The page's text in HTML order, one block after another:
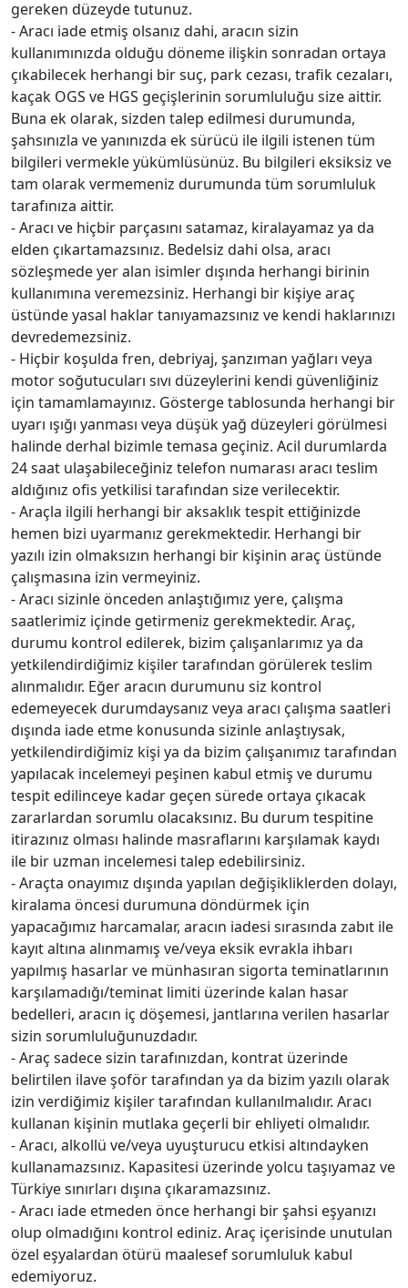
gereken düzeyde tutunuz.
- Aracı iade etmiş olsanız dahi, aracın sizin
kullanımınızda olduğu döneme ilişkin sonradan ortaya
çıkabilecek herhangi bir suç, park cezası, trafik cezaları,
kaçak OGS ve HGS geçişlerinin sorumluluğu size aittir.
Buna ek olarak, sizden talep edilmesi durumunda,
şahsınızla ve yanınızda ek sürücü ile ilgili istenen tüm
bilgileri vermekle yükümlüsünüz. Bu bilgileri eksiksiz ve
tam olarak vermemeniz durumunda tüm sorumluluk
tarafınıza aittir.
- Aracı ve hiçbir parçasını satamaz, kiralayamaz ya da
elden çıkartamazsınız. Bedelsiz dahi olsa, aracı
sözleşmede yer alan isimler dışında herhangi birinin
kullanımına veremezsiniz. Herhangi bir kişiye araç
üstünde yasal haklar tanıyamazsınız ve kendi haklarınızı
devredemezsiniz.
- Hiçbir koşulda fren, debriyaj, şanzıman yağları veya
motor soğutucuları sıvı düzeylerini kendi güvenliğiniz
için tamamlamayınız. Gösterge tablosunda herhangi bir
uyarı ışığı yanması veya düşük yağ düzeyleri görülmesi
halinde derhal bizimle temasa geçiniz. Acil durumlarda
24 saat ulaşabileceğiniz telefon numarası aracı teslim
aldığınız ofis yetkilisi tarafından size verilecektir.
- Araçla ilgili herhangi bir aksaklık tespit ettiğinizde
hemen bizi uyarmanız gerekmektedir. Herhangi bir
yazılı izin olmaksızın herhangi bir kişinin araç üstünde
çalışmasına izin vermeyiniz.
- Aracı sizinle önceden anlaştığımız yere, çalışma
saatlerimiz içinde getirmeniz gerekmektedir. Araç,
durumu kontrol edilerek, bizim çalışanlarımız ya da
yetkilendirdiğimiz kişiler tarafından görülerek teslim
alınmalıdır. Eğer aracın durumunu siz kontrol
edemeyecek durumdaysanız veya aracı çalışma saatleri
dışında iade etme konusunda sizinle anlaştıysak,
yetkilendirdiğimiz kişi ya da bizim çalışanımız tarafından
yapılacak incelemeyi peşinen kabul etmiş ve durumu
tespit edilinceye kadar geçen sürede ortaya çıkacak
zararlardan sorumlu olacaksınız. Bu durum tespitine
itirazınız olması halinde masraflarını karşılamak kaydı
ile bir uzman incelemesi talep edebilirsiniz.
- Araçta onayımız dışında yapılan değişikliklerden dolayı,
kiralama öncesi durumuna döndürmek için
yapacağımız harcamalar, aracın iadesi sırasında zabıt ile
kayıt altına alınmamış ve/veya eksik evrakla ihbarı
yapılmış hasarlar ve münhasıran sigorta teminatlarının
karşılamadığı/teminat limiti üzerinde kalan hasar
bedelleri, aracın iç döşemesi, jantlarına verilen hasarlar
sizin sorumluluğunuzdadır.
- Araç sadece sizin tarafınızdan, kontrat üzerinde
belirtilen ilave şoför tarafından ya da bizim yazılı olarak
izin verdiğimiz kişiler tarafından kullanılmalıdır. Aracı
kullanan kişinin mutlaka geçerli bir ehliyeti olmalıdır.
- Aracı, alkollü ve/veya uyuşturucu etkisi altındayken
kullanamazsınız. Kapasitesi üzerinde yolcu taşıyamaz ve
Türkiye sınırları dışına çıkaramazsınız.
- Aracı iade etmeden önce herhangi bir şahsi eşyanızı
olup olmadığını kontrol ediniz. Araç içerisinde unutulan
özel eşyalardan ötürü maalesef sorumluluk kabul
edemiyoruz.